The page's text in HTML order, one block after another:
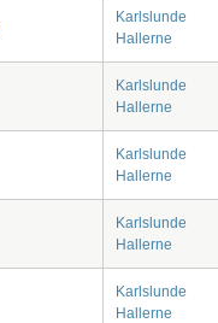
Karlslunde
Hallerne
Karlslunde
Hallerne
Karlslunde
Hallerne
Karlslunde
Hallerne
Karlslunde
Hallerne